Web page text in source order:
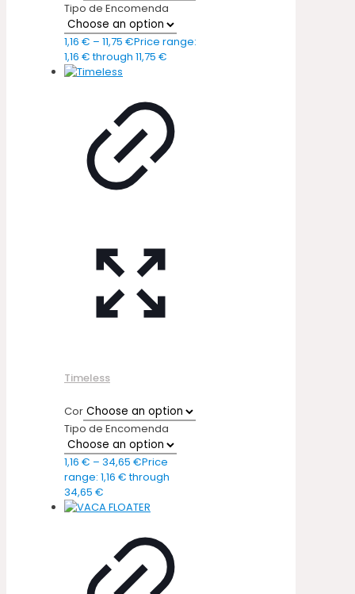
Tipo de Encomenda
1,16 € – 11,75 €Price range:
1,16 € through 11,75 €
Timeless
Cor
Tipo de Encomenda
1,16 € – 34,65 €Price
range: 1,16 € through
34,65 €